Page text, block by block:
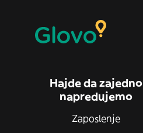
Hajde da zajedno
napredujemo
Zaposlenje